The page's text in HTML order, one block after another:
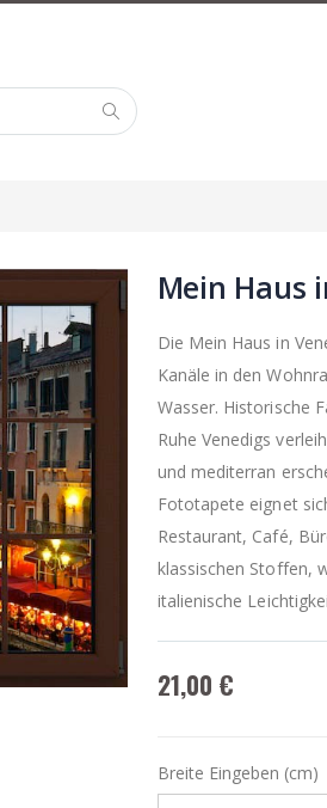
Suche
Mein Haus
Die Mein Haus in
Kanäle in den
Wasser. Historische
Ruhe Venedigs
und mediterran
Fototapete eignet
Restaurant, Café,
klassischen Stoffen,
italienische
21,00 €
Breite Eingeben (cm)